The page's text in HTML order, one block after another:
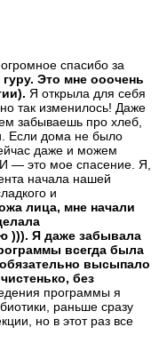
спасибо за
Это мне ооочень
Я открыла для себя
так изменилось! Даже
забываешь про хлеб,
Если дома не было
даже и можем
— это мое спасение. Я,
начала нашей
и
лица, мне начали
))). Я даже забывала
всегда была
высыпало
без
программы я
раньше сразу
но в этот раз все